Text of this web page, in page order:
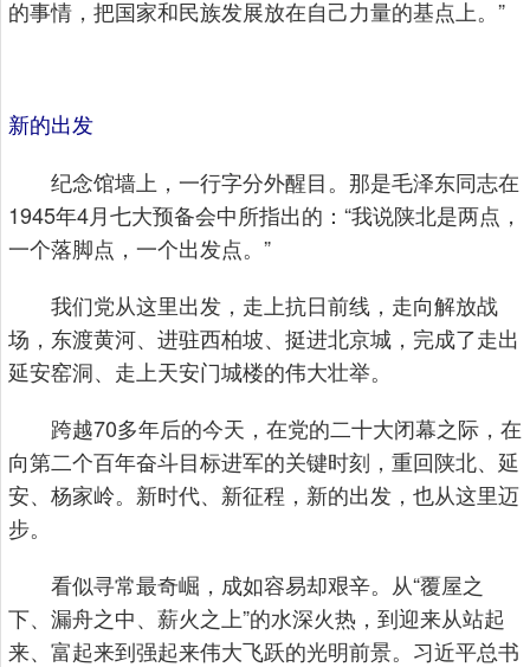
的事情，把国家和民族发展放在自己力量的基点上。”
新的出发
纪念馆墙上，一行字分外醒目。那是毛泽东同志在
1945年4月七大预备会中所指出的：“我说陕北是两点，
一个落脚点，一个出发点。”
我们党从这里出发，走上抗日前线，走向解放战
场，东渡黄河、进驻西柏坡、挺进北京城，完成了走出
延安窑洞、走上天安门城楼的伟大壮举。
跨越70多年后的今天，在党的二十大闭幕之际，在
向第二个百年奋斗目标进军的关键时刻，重回陕北、延
安、杨家岭。新时代、新征程，新的出发，也从这里迈
步。
看似寻常最奇崛，成如容易却艰辛。从“覆屋之
下、漏舟之中、薪火之上”的水深火热，到迎来从站起
来、富起来到强起来伟大飞跃的光明前景。习近平总书